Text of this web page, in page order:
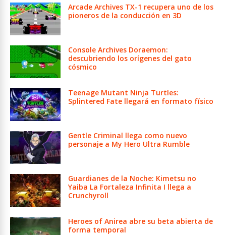
Arcade Archives TX-1 recupera uno de los
pioneros de la conducción en 3D
Console Archives Doraemon:
descubriendo los orígenes del gato
cósmico
Teenage Mutant Ninja Turtles:
Splintered Fate llegará en formato físico
Gentle Criminal llega como nuevo
personaje a My Hero Ultra Rumble
Guardianes de la Noche: Kimetsu no
Yaiba La Fortaleza Infinita I llega a
Crunchyroll
Heroes of Anirea abre su beta abierta de
forma temporal